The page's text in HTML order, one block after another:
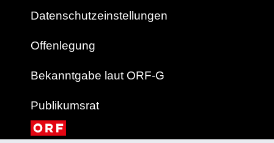
Datenschutzeinstellungen
Offenlegung
Bekanntgabe laut ORF-G
Publikumsrat